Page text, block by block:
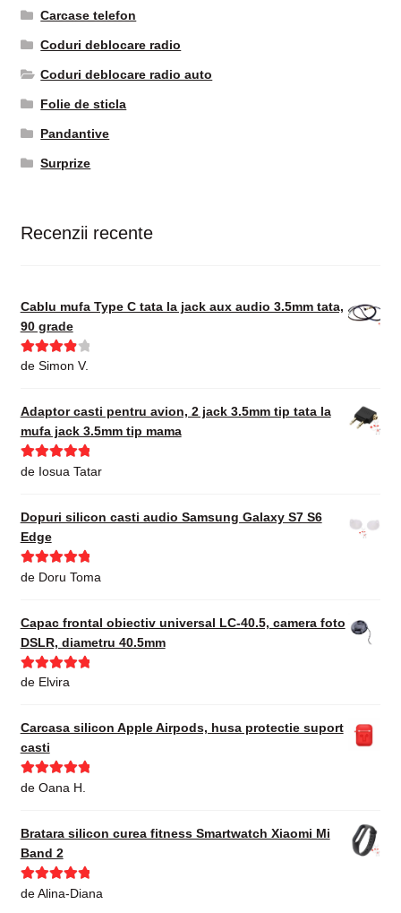
Carcase telefon
Coduri deblocare radio
Coduri deblocare radio auto
Folie de sticla
Pandantive
Surprize
Recenzii recente
Cablu mufa Type C tata la jack aux audio 3.5mm tata,
90 grade
Evaluat la
de Simon V.
Adaptor casti pentru avion, 2 jack 3.5mm tip tata la
mufa jack 3.5mm tip mama
Evaluat la5
de Iosua Tatar
Dopuri silicon casti audio Samsung Galaxy S7 S6
Edge
Evaluat la5
de Doru Toma
Capac frontal obiectiv universal LC-40.5, camera foto
DSLR, diametru 40.5mm
Evaluat la
de Elvira
Carcasa silicon Apple Airpods, husa protectie suport
casti
Evaluat la5
de Oana H.
Bratara silicon curea fitness Smartwatch Xiaomi Mi
Band 2
Evaluat la5
de Alina-Diana